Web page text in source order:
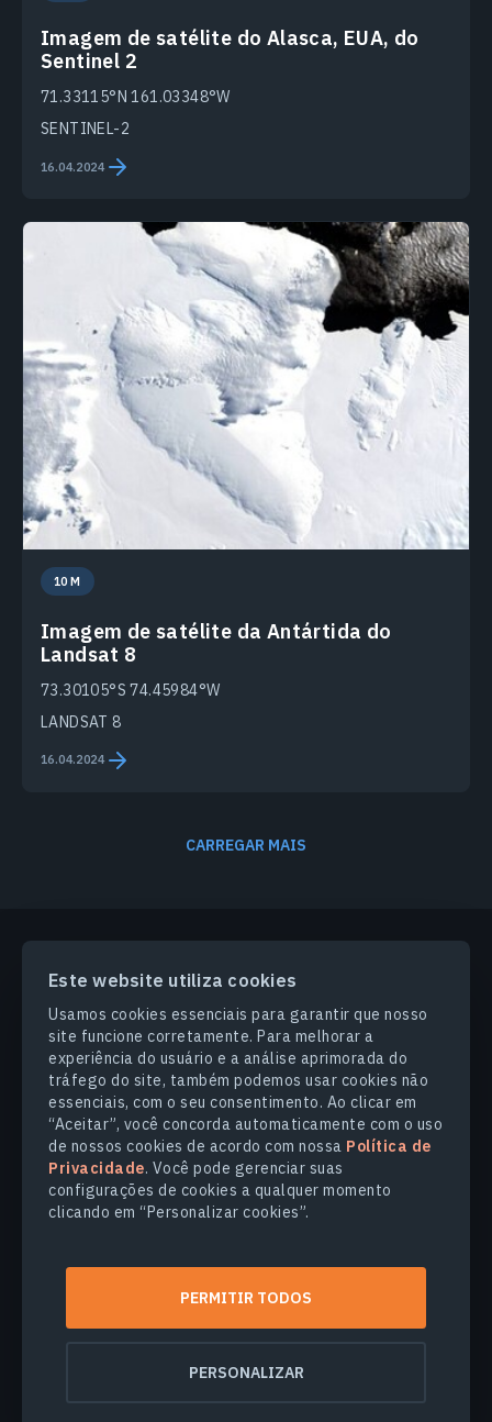
Este website utiliza cookies
Usamos cookies essenciais para garantir que nosso
site funcione corretamente. Para melhorar a
experiência do usuário e a análise aprimorada do
tráfego do site, também podemos usar cookies não
essenciais, com o seu consentimento. Ao clicar em
“Aceitar”, você concorda automaticamente com o uso
de nossos cookies de acordo com nossa Política de
Privacidade. Você pode gerenciar suas
configurações de cookies a qualquer momento
clicando em “Personalizar cookies”.
PERMITIR TODOS
PERSONALIZAR
Imagem de satélite do Alasca, EUA, do
Sentinel 2
71.33115°N 161.03348°W
SENTINEL-2
16.04.2024
10 M
Imagem de satélite da Antártida do
Landsat 8
73.30105°S 74.45984°W
LANDSAT 8
16.04.2024
CARREGAR MAIS
PRODUCTS & SOLUTIONS
SETORES
COMPANHIA
EXPLORE
Segurança dos dados